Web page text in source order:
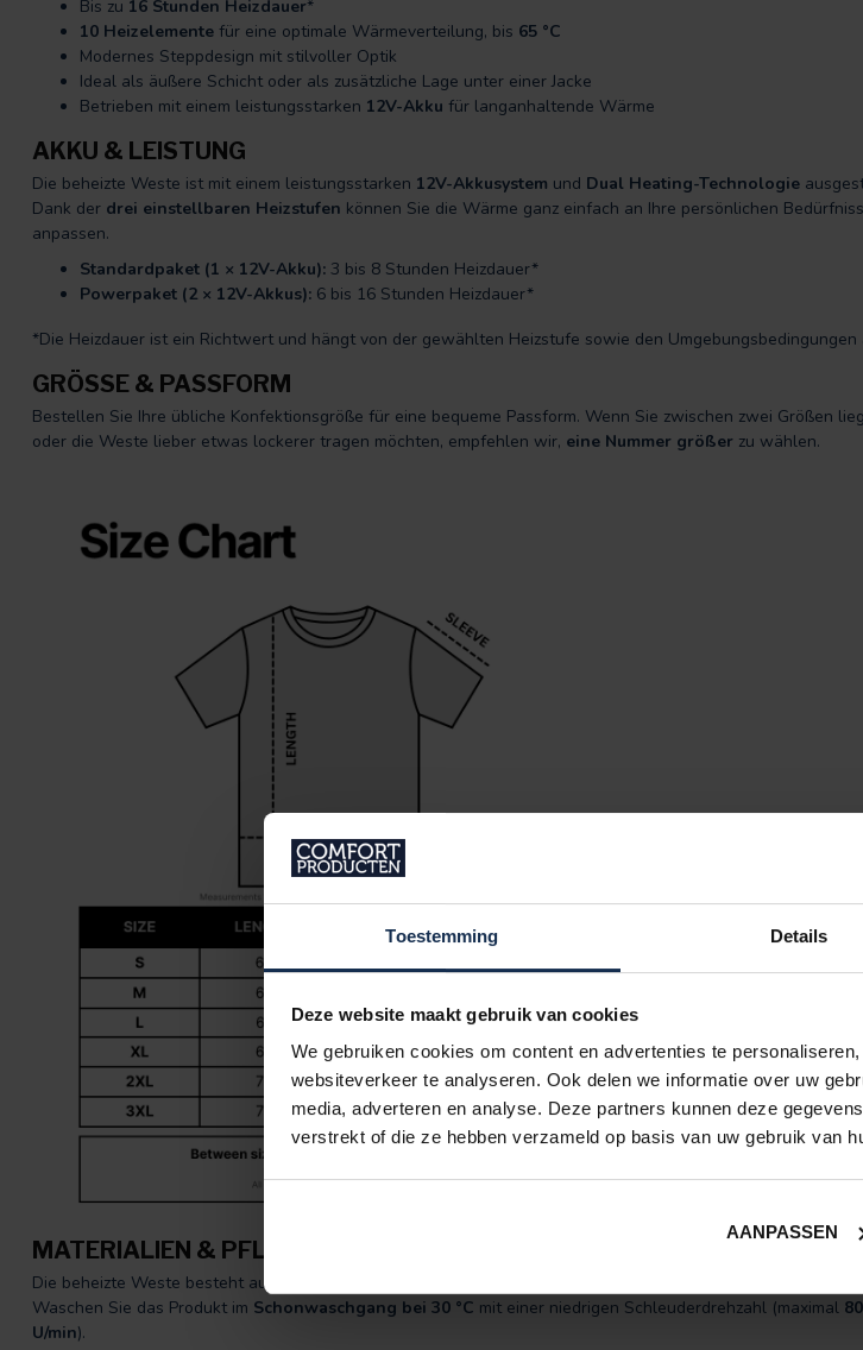
Toestemming Details
Deze website maakt gebruik van cookies
We gebruiken cookies om content en advertenties te
websiteverkeer te analyseren. Ook delen we informatie over uw
media, adverteren en analyse. Deze partners kunnen deze
verstrekt of die ze hebben verzameld op basis van uw gebruik van
AANPASSEN
Bis zu 16 Stunden Heizdauer*
10 Heizelemente für eine optimale Wärmeverteilung, bis 65 °C
Modernes Steppdesign mit stilvoller Optik
Ideal als äußere Schicht oder als zusätzliche Lage unter einer Jacke
Betrieben mit einem leistungsstarken 12V-Akku für langanhaltende Wärme
AKKU & LEISTUNG
Die beheizte Weste ist mit einem leistungsstarken 12V-Akkusystem und Dual Heating-Technologie
Dank der drei einstellbaren Heizstufen können Sie die Wärme ganz einfach an Ihre persönlichen
anpassen.
Standardpaket (1 × 12V-Akku): 3 bis 8 Stunden Heizdauer*
Powerpaket (2 × 12V-Akkus): 6 bis 16 Stunden Heizdauer*
*Die Heizdauer ist ein Richtwert und hängt von der gewählten Heizstufe sowie den Umgebungsbedingungen
GRÖSSE & PASSFORM
Bestellen Sie Ihre übliche Konfektionsgröße für eine bequeme Passform. Wenn Sie zwischen zwei Größen
oder die Weste lieber etwas lockerer tragen möchten, empfehlen wir, eine Nummer größer zu wählen.
MATERIALIEN & PFLEGE
Die beheizte Weste besteht aus
Waschen Sie das Produkt im Schonwaschgang bei 30 °C mit einer niedrigen Schleuderdrehzahl (maximal
U/min).